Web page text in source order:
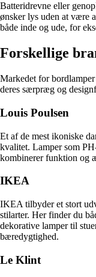
Batteridrevne eller
ønsker lys uden at være
både inde og ude, for
Forskellige
Markedet for
deres særpræg og
Louis Poulsen
Et af de mest ikoniske
kvalitet. Lamper som
kombinerer funktion og
IKEA
IKEA tilbyder et stort
stilarter. Her finder du
dekorative lamper til
bæredygtighed.
Le Klint